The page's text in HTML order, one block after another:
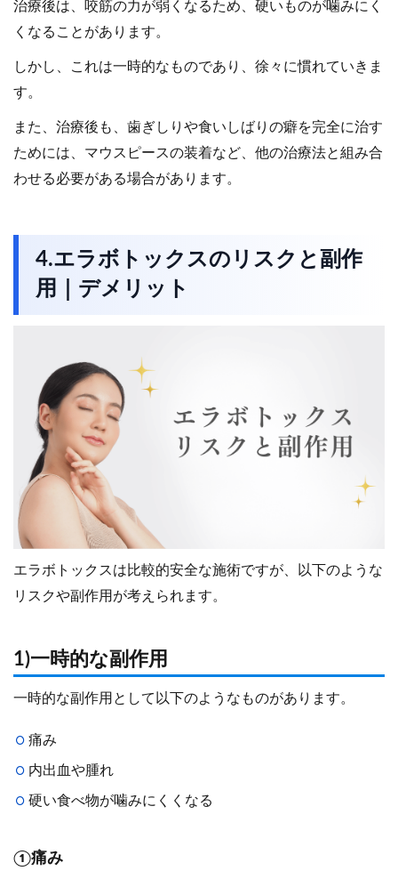
治療後は、咬筋の力が弱くなるため、硬いものが噛みにく
くなることがあります。
しかし、これは一時的なものであり、徐々に慣れていきま
す。
また、治療後も、歯ぎしりや食いしばりの癖を完全に治す
ためには、マウスピースの装着など、他の治療法と組み合
わせる必要がある場合があります。
4.エラボトックスのリスクと副作
用｜デメリット
エラボトックスは比較的安全な施術ですが、以下のような
リスクや副作用が考えられます。
1)一時的な副作用
一時的な副作用として以下のようなものがあります。
痛み
内出血や腫れ
硬い食べ物が噛みにくくなる
①痛み